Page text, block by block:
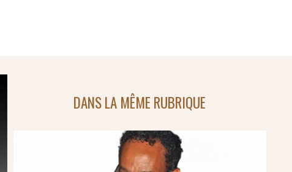
DANS LA MÊME RUBRIQUE